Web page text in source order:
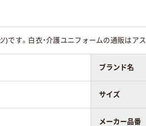
)です。白衣・介護ユニフォームの通販はア
ブランド名
サイズ
メーカー品番